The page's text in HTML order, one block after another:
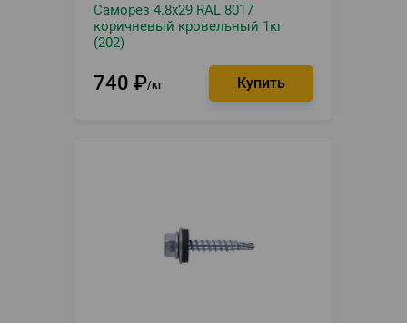
Саморез 4.8х29 RAL 8017
коричневый кровельный 1кг
(202)
740 ₽ кг